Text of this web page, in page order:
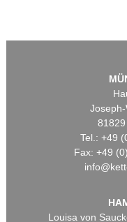
Tel.: +49
Fax: +49
Louisa von